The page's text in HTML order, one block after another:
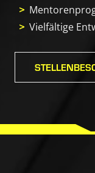
Vielfältige